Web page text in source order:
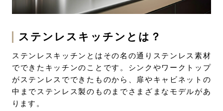
ステンレスキッチンとは？
ステンレスキッチンとはその名の通りステンレス素材
でできたキッチンのことです。シンクやワークトップ
がステンレスでできたものから、扉やキャビネットの
中までステンレス製のものまでさまざまなモデルがあ
ります。